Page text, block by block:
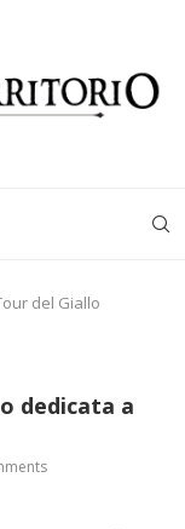
del Giallo
dedicata a